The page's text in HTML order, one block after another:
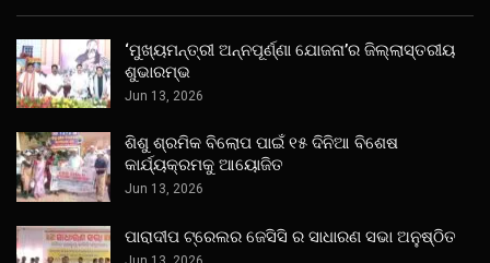
‘ମୁଖ୍ୟମନ୍ତ୍ରୀ ଅନ୍ନପୂର୍ଣ୍ଣା ଯୋଜନା’ର ଜିଲ୍ଲାସ୍ତରୀୟ
ଶୁଭାରମ୍ଭ
Jun 13, 2026
ଶିଶୁ ଶ୍ରମିକ ବିଲୋପ ପାଇଁ ୧୫ ଦିନିଆ ବିଶେଷ
କାର୍ଯ୍ୟକ୍ରମକୁ ଆୟୋଜିତ
Jun 13, 2026
ପାରାଦୀପ ଟ୍ରେଲର ଜେସିସି ର ସାଧାରଣ ସଭା ଅନୁଷ୍ଠିତ